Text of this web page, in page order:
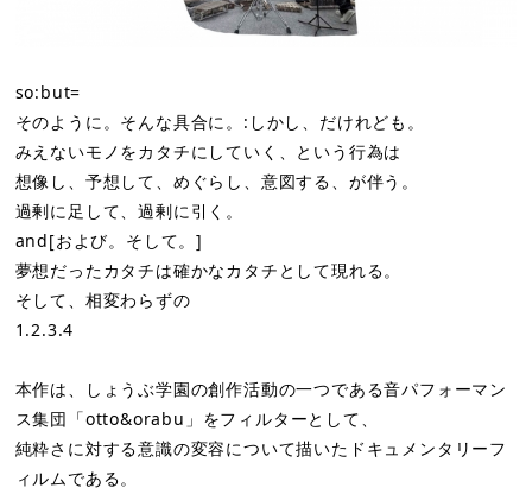
so:but=
そのように。そんな具合に。:しかし、だけれども。
みえないモノをカタチにしていく、という行為は
想像し、予想して、めぐらし、意図する、が伴う。
過剰に足して、過剰に引く。
and[および。そして。]
夢想だったカタチは確かなカタチとして現れる。
そして、相変わらずの
1.2.3.4
本作は、しょうぶ学園の創作活動の一つである音パフォーマン
ス集団「otto&orabu」をフィルターとして、
純粋さに対する意識の変容について描いたドキュメンタリーフ
ィルムである。